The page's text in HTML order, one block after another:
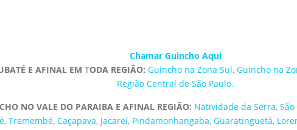
Chamar Guincho Aqui
E AFINAL EM TODA REGIÃO: Guincho na Zona Sul, Guincho na
Região Central de São Paulo.
NO VALE DO PARAIBA E AFINAL REGIÃO: Natividade da Serra,
, Tremembé, Caçapava, Jacareí, Pindamonhangaba, Guaratinguetá,